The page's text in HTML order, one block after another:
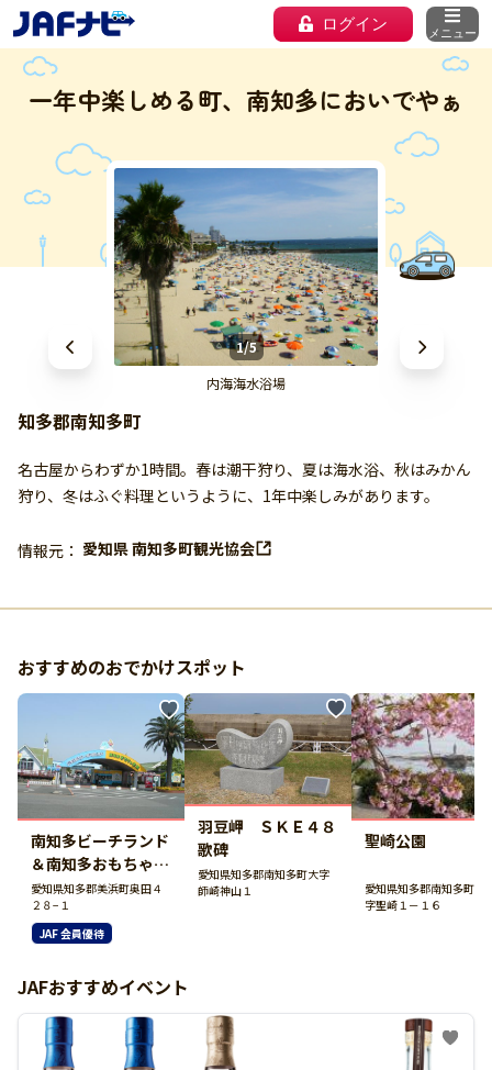
ログイン メニュー
一年中楽しめる町、南知多においでやぁ
1/5
内海海水浴場
知多郡南知多町
名古屋からわずか1時間。春は潮干狩り、夏は海水浴、秋はみかん
狩り、冬はふぐ料理というように、1年中楽しみがあります。
情報元： 愛知県 南知多町観光協会
おすすめのおでかけスポット
南知多ビーチランド
＆南知多おもちゃ王
国
愛知県知多郡美浜町奥田４
２８−１
JAF 会員優待
羽豆岬 ＳＫＥ４８
歌碑
愛知県知多郡南知多町大字
師崎神山１
聖崎公園
愛知県知多郡南知多町大
字聖崎１－１６
JAFおすすめイベント